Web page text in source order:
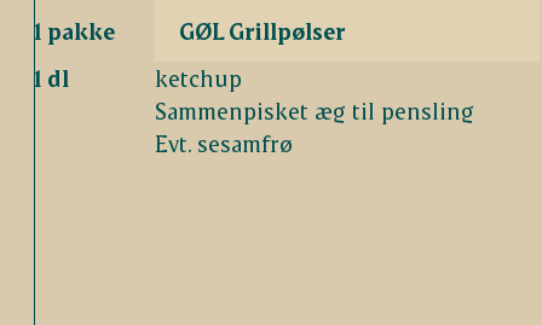
1 pakke
GØL Grillpølser
1 dl
ketchup
Sammenpisket æg til pensling
Evt. sesamfrø